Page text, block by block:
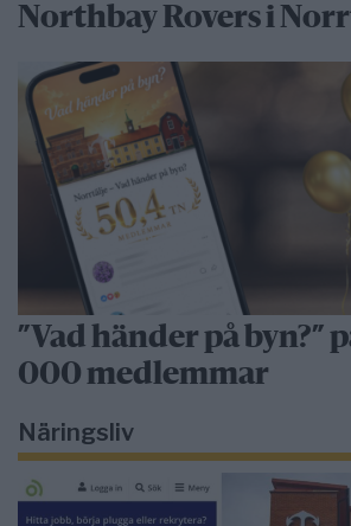
Northbay Rovers i
”Vad händer på byn?”
000 medlemmar
Näringsliv